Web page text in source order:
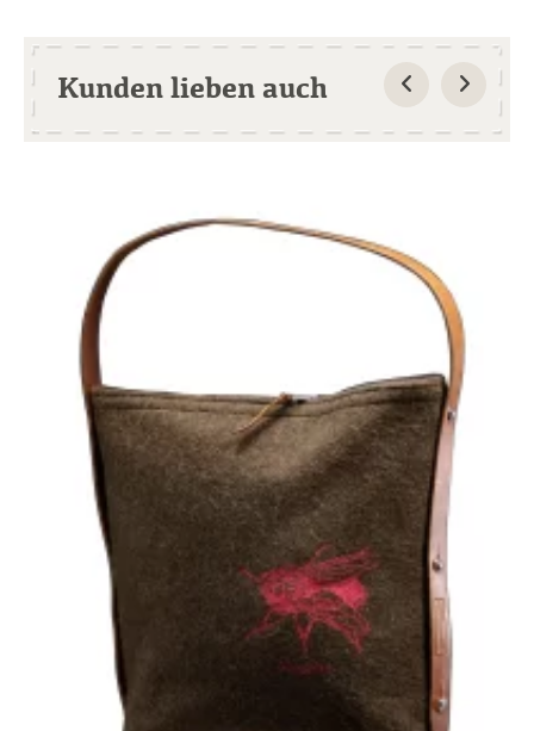
Kunden lieben auch